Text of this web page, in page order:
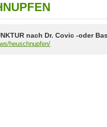
nach Dr. Covic -oder
heuschnupfen/